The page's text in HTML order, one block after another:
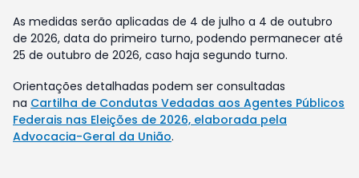
As medidas serão aplicadas de 4 de julho a 4 de outubro
de 2026, data do primeiro turno, podendo permanecer até
25 de outubro de 2026, caso haja segundo turno.
Orientações detalhadas podem ser consultadas
na Cartilha de Condutas Vedadas aos Agentes Públicos
Federais nas Eleições de 2026, elaborada pela
Advocacia-Geral da União.